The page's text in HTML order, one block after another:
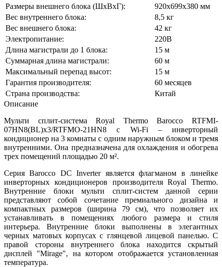
Размеры внешнего блока (ШхВхГ):
920х699х380 мм
Вес внутреннего блока:
8,5 кг
Вес внешнего блока:
42 кг
Электропитание:
220В
Длина магистрали до 1 блока:
15 м
Суммарная длина магистрали:
60 м
Максимальный перепад высот:
15 м
Гарантия производителя:
60 месяцев
Страна производства:
Китай
Описание
Мульти сплит-система Royal Thermo Barocco RTFMI-
07HN8(BL)х3/RTFMO-21HN8 с Wi-Fi – инверторный
кондиционер на 3 комнаты с одним наружным блоком и тремя
внутренними. Она предназначена для охлаждения и обогрева
трех помещений площадью 20 м².
Серия Barocco DC Inverter является флагманом в линейке
инверторных кондиционеров производителя Royal Thermo.
Внутренние блоки мульти сплит-систем данной серии
представляют собой сочетание премиального дизайна и
компактных размеров (ширина 79 см), что позволяет их
устанавливать в помещениях любого размера и стиля
интерьера. Внутренние блоки выполнены в элегантных
черных матовых корпусах с глянцевой лицевой панелью. С
правой стороны внутреннего блока находится скрытый
дисплей "Mirage", на котором отображается установленная
температура.